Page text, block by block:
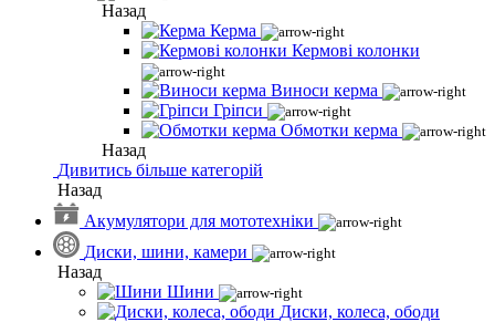
Назад
Керма
Кермові колонки
Виноси керма
Гріпси
Обмотки керма
Назад
Дивитись більше категорій
Назад
Акумулятори для мототехніки
Диски, шини, камери
Назад
Шини
Диски, колеса, ободи